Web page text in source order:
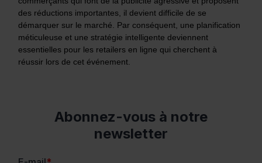
des réductions importantes, il devient difficile de se
démarquer sur le marché. Par conséquent, une planification
méticuleuse et une stratégie intelligente deviennent
essentielles pour les retailers en ligne qui cherchent à
réussir lors de cet événement.